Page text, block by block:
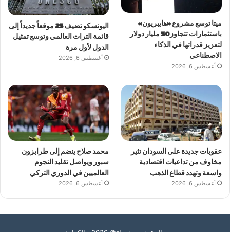
ميتا توسع مشروع «هايبريون»
باستثمارات تتجاوز 50 مليار دولار
لتعزيز قدراتها في الذكاء
الاصطناعي
أغسطس 6, 2026
اليونسكو تضيف 25 موقعاً جديداً إلى
قائمة التراث العالمي وتوسع تمثيل
الدول لأول مرة
أغسطس 6, 2026
عقوبات جديدة على السودان تثير
مخاوف من تداعيات اقتصادية
واسعة وتهدد قطاع الذهب
أغسطس 6, 2026
محمد صلاح ينضم إلى طرابزون
سبور ويواصل تقليد النجوم
العالميين في الدوري التركي
أغسطس 6, 2026